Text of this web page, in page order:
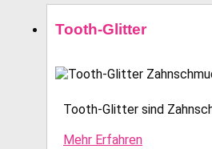
Tooth-Glitter
Tooth-Glitter sind
Mehr Erfahren